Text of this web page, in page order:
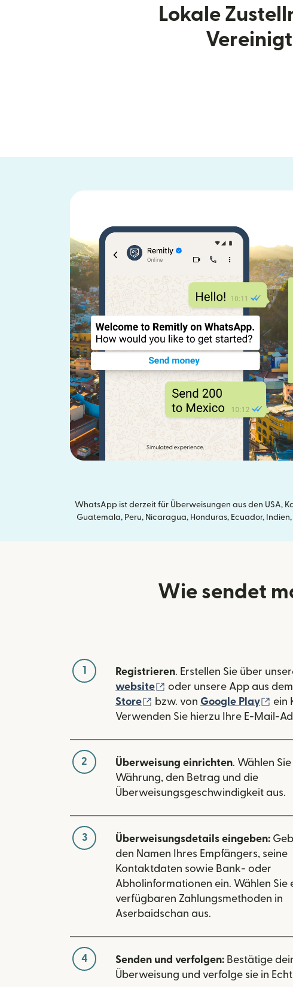
Lokale
WhatsApp ist derzeit für Überweisungen aus den USA,
Guatemala, Peru, Nicaragua, Honduras, Ecuador,
Wie sendet
1 Registrieren. Erstellen Sie über
website
(wird in einem neuen
oder unsere App aus dem
Store
(wird in einem neuen Fenster
bzw. von Google Play
ein
Verwenden Sie hierzu Ihre E-Mail-
2 Überweisung einrichten. Wählen
Währung, den Betrag und die
Überweisungsgeschwindigkeit aus.
3 Überweisungsdetails eingeben:
den Namen Ihres Empfängers, seine
Kontaktdaten sowie Bank- oder
Abholinformationen ein. Wählen Sie
verfügbaren Zahlungsmethoden in
Aserbaidschan aus.
4 Senden und verfolgen: Bestätige
Überweisung und verfolge sie in